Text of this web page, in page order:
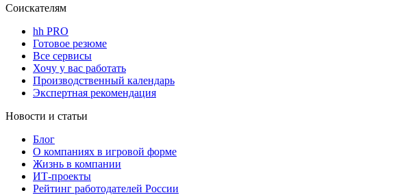
Соискателям
hh PRO
Готовое резюме
Все сервисы
Хочу у вас работать
Производственный календарь
Экспертная рекомендация
Новости и статьи
Блог
О компаниях в игровой форме
Жизнь в компании
ИТ-проекты
Рейтинг работодателей России